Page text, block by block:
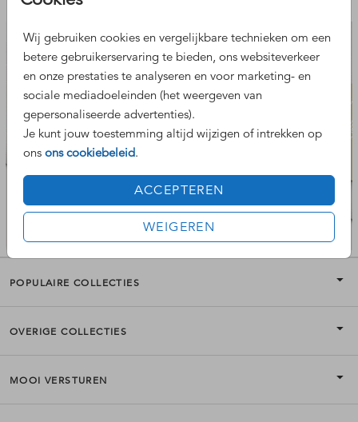
Wij gebruiken cookies en vergelijkbare technieken om een
betere gebruikerservaring te bieden, ons websiteverkeer
en onze prestaties te analyseren en voor marketing- en
sociale mediadoeleinden (het weergeven van
gepersonaliseerde advertenties).
Je kunt jouw toestemming altijd wijzigen of intrekken op
ons ons cookiebeleid.
ACCEPTEREN
WEIGEREN
Nog meer leuke ontwerpen
POPULAIRE COLLECTIES
OVERIGE COLLECTIES
MOOI VERSTUREN